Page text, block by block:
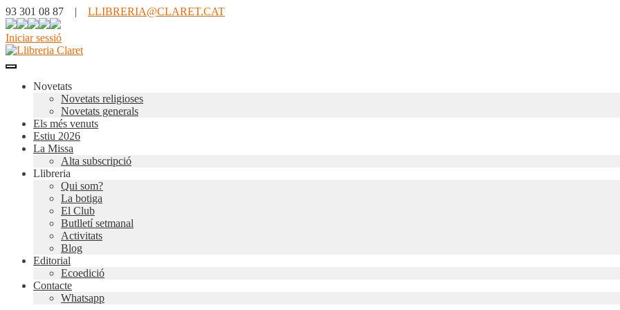
93 301 08 87 | LLIBRERIA@CLARET.CAT
Iniciar sessió
Novetats
Novetats religioses
Novetats generals
Els més venuts
Estiu 2026
La Missa
Alta subscripció
Llibreria
Qui som?
La botiga
El Club
Butlletí setmanal
Activitats
Blog
Editorial
Ecoedició
Contacte
Whatsapp